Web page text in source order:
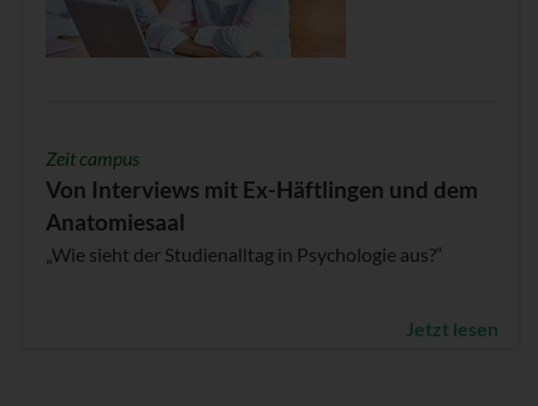
Zeit campus
Von Interviews mit Ex-Häftlingen und dem
Anatomiesaal
„Wie sieht der Studienalltag in Psychologie aus?“
Jetzt lesen